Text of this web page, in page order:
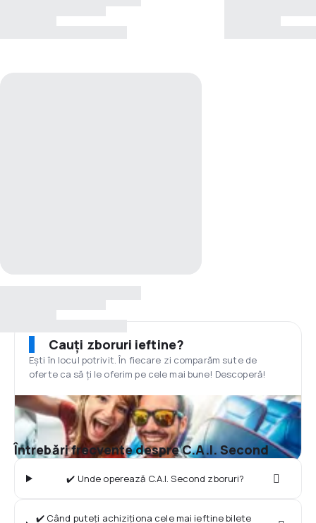
Cauți zboruri ieftine?
Ești în locul potrivit. În fiecare zi comparăm sute de
oferte ca să ți le oferim pe cele mai bune! Descoperă!
Întrebări frecvente despre C.A.I. Second
✔️ Unde operează C.A.I. Second zboruri?
✔️ Când puteți achiziționa cele mai ieftine bilete